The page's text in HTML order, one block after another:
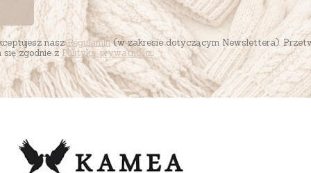
naszRegulamin(w zakresie dotyczącym Newslettera).
się zgodnie zPolityką prywatności.